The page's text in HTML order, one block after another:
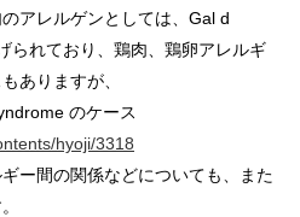
アレルゲンとしては、Gal d
られており、鶏肉、鶏卵アレルギ
ありますが、
のケース
hyoji/3318
ー間の関係などについても、また